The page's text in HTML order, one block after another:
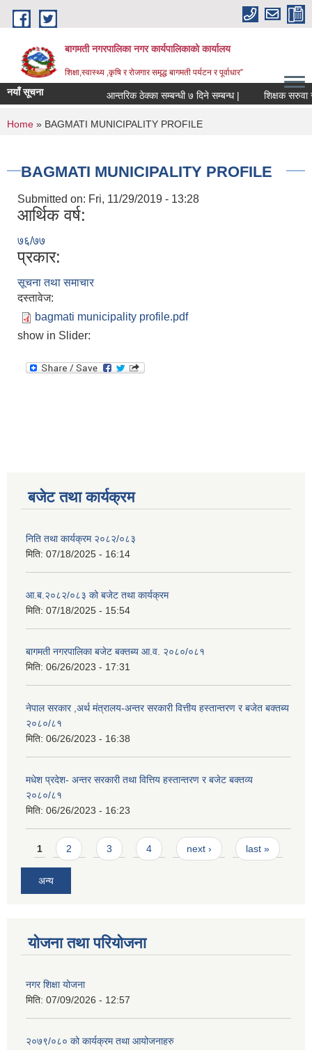
Skip to main content
बागमती नगरपालिका नगर कार्यपालिकाको कार्यालय
शिक्षा,स्वास्थ्य ,कृषि र रोजगार समृद्ध बागमती पर्यटन र पूर्वाधार”
नयाँ सूचना आन्तरिक ठेक्का सम्बन्धी ७ दिने सम्बन्ध |
You are here
Home » BAGMATI MUNICIPALITY PROFILE
BAGMATI MUNICIPALITY PROFILE
Submitted on: Fri, 11/29/2019 - 13:28
आर्थिक वर्ष:
७६/७७
प्रकार:
सूचना तथा समाचार
दस्तावेज:
bagmati municipality profile.pdf
show in Slider:
बजेट तथा कार्यक्रम
निति तथा कार्यक्रम २०८२/०८३
मिति: 07/18/2025 - 16:14
आ.ब.२०८२/०८३ को बजेट तथा कार्यक्रम
मिति: 07/18/2025 - 15:54
बागमती नगरपालिका बजेट बक्तब्य आ.व. २०८०/०८१
मिति: 06/26/2023 - 17:31
नेपाल सरकार ,अर्थ मंत्रालय-अन्तर सरकारी वित्तीय हस्तान्तरण र बजेत बक्तब्य
२०८०/८१
मिति: 06/26/2023 - 16:38
मधेश प्रदेश- अन्तर सरकारी तथा वित्तिय हस्तान्तरण र बजेट बक्तव्य
२०८०/८१
मिति: 06/26/2023 - 16:23
Pages
1 2 3 4 next › last »
अन्य
योजना तथा परियोजना
नगर शिक्षा योजना
मिति: 07/09/2026 - 12:57
२०७९/०८० को कार्यक्रम तथा आयोजनाहरु